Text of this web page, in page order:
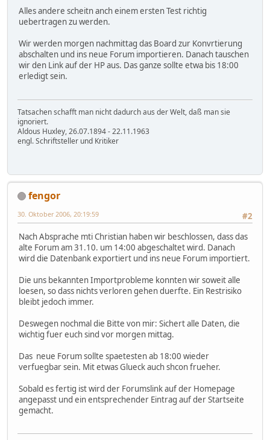
Alles andere scheitn anch einem ersten Test richtig
uebertragen zu werden.
Wir werden morgen nachmittag das Board zur Konvrtierung
abschalten und ins neue Forum importieren. Danach tauschen
wir den Link auf der HP aus. Das ganze sollte etwa bis 18:00
erledigt sein.
Tatsachen schafft man nicht dadurch aus der Welt, daß man sie
ignoriert.
Aldous Huxley, 26.07.1894 - 22.11.1963
engl. Schriftsteller und Kritiker
fengor
#2
30. Oktober 2006, 20:19:59
Nach Absprache mti Christian haben wir beschlossen, dass das
alte Forum am 31.10. um 14:00 abgeschaltet wird. Danach
wird die Datenbank exportiert und ins neue Forum importiert.
Die uns bekannten Importprobleme konnten wir soweit alle
loesen, so dass nichts verloren gehen duerfte. Ein Restrisiko
bleibt jedoch immer.
Deswegen nochmal die Bitte von mir: Sichert alle Daten, die
wichtig fuer euch sind vor morgen mittag.
Das neue Forum sollte spaetesten ab 18:00 wieder
verfuegbar sein. Mit etwas Glueck auch shcon frueher.
Sobald es fertig ist wird der Forumslink auf der Homepage
angepasst und ein entsprechender Eintrag auf der Startseite
gemacht.